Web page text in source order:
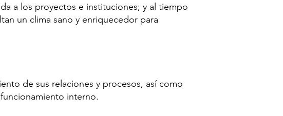
a los proyectos e instituciones; y al tiempo
un clima sano y enriquecedor para
de sus relaciones y procesos, así como
interno.